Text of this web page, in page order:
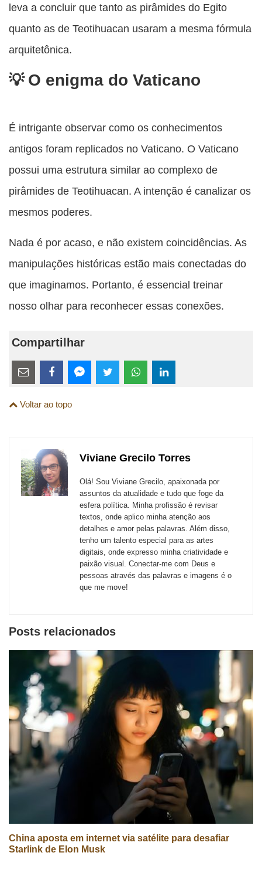
leva a concluir que tanto as pirâmides do Egito
quanto as de Teotihuacan usaram a mesma fórmula
arquitetônica.
O enigma do Vaticano
É intrigante observar como os conhecimentos
antigos foram replicados no Vaticano. O Vaticano
possui uma estrutura similar ao complexo de
pirâmides de Teotihuacan. A intenção é canalizar os
mesmos poderes.
Nada é por acaso, e não existem coincidências. As
manipulações históricas estão mais conectadas do
que imaginamos. Portanto, é essencial treinar
nosso olhar para reconhecer essas conexões.
Compartilhar
Estes
links
são
sites
externos
esta
Email
esta
FacebookMessenger
TwitterWhatsApp
LinkedIn
Voltar ao topo
Viviane Grecilo Torres
Olá! Sou Viviane Grecilo, apaixonada por
assuntos da atualidade e tudo que foge da
esfera política. Minha profissão é revisar
textos, onde aplico minha atenção aos
detalhes e amor pelas palavras. Além disso,
tenho um talento especial para as artes
digitais, onde expresso minha criatividade e
paixão visual. Conectar-me com Deus e
pessoas através das palavras e imagens é o
que me move!
Posts relacionados
China aposta em internet via satélite para desafiar
Starlink de Elon Musk